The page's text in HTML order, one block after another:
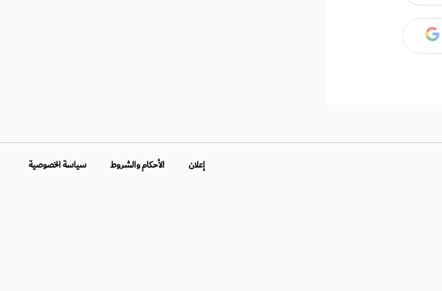
إعلان الأحكام والشروط سياسة الخصوصية